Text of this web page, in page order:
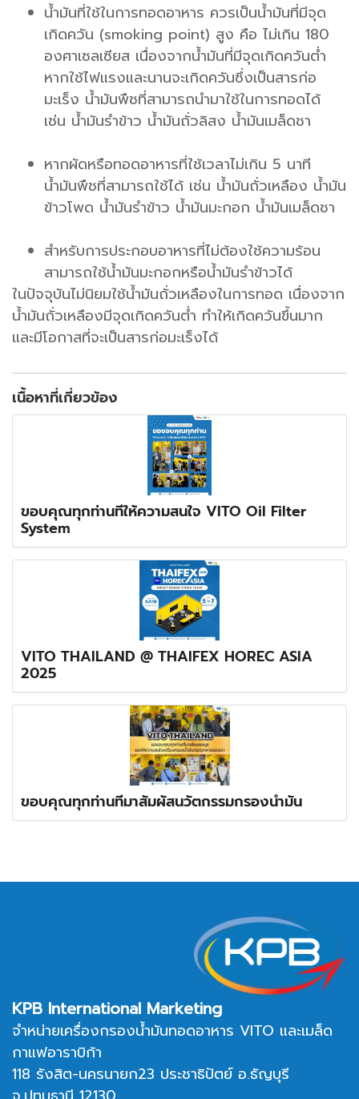
น้ำมันที่ใช้ในการทอดอาหาร ควรเป็นน้ำมันที่มีจุด
เกิดควัน (smoking point) สูง คือ ไม่เกิน 180
องศาเซลเซียส เนื่องจากน้ำมันที่มีจุดเกิดควันต่ำ
หากใช้ไฟแรงและนานจะเกิดควันซึ่งเป็นสารก่อ
มะเร็ง น้ำมันพืชที่สามารถนำมาใช้ในการทอดได้
เช่น น้ำมันรำข้าว น้ำมันถั่วลิสง น้ำมันเมล็ดชา
หากผัดหรือทอดอาหารที่ใช้เวลาไม่เกิน 5 นาที
น้ำมันพืชที่สามารถใช้ได้ เช่น น้ำมันถั่วเหลือง น้ำมัน
ข้าวโพด น้ำมันรำข้าว น้ำมันมะกอก น้ำมันเมล็ดชา
สำหรับการประกอบอาหารที่ไม่ต้องใช้ความร้อน
สามารถใช้น้ำมันมะกอกหรือน้ำมันรำข้าวได้
ในปัจจุบันไม่นิยมใช้น้ำมันถั่วเหลืองในการทอด เนื่องจาก
น้ำมันถั่วเหลืองมีจุดเกิดควันต่ำ ทำให้เกิดควันขึ้นมาก
และมีโอกาสที่จะเป็นสารก่อมะเร็งได้
เนื้อหาที่เกี่ยวข้อง
ขอบคุณทุกท่านที่ให้ความสนใจ VITO Oil Filter
System
VITO THAILAND @ THAIFEX HOREC ASIA
2025
ขอบคุณทุกท่านที่มาสัมผัสนวัตกรรมกรองน้ำมัน
KPB International Marketing
จำหน่ายเครื่องกรองน้ำมันทอดอาหาร VITO และเมล็ด
กาแฟอาราบิก้า
118 รังสิต-นครนายก23 ประชาธิปัตย์ อ.ธัญบุรี